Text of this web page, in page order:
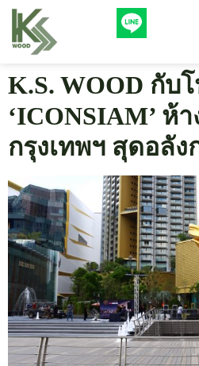
K.S. WOOD กับ
‘ICONSIAM’ ห้
กรุงเทพฯ สุดอลัง